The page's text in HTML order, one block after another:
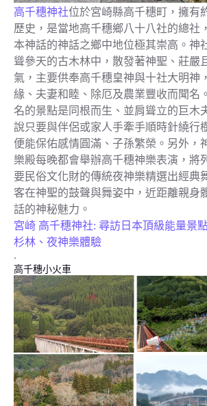
高千穗神社位於宮崎縣高千穗町，擁有
歷史，是當地高千穗鄉八十八社的總社
本神話的神話之鄉中地位極其崇高。神
聳參天的古木林中，散發著神聖、莊嚴
氣，主要供奉高千穗皇神與十社大明神
緣、夫妻和睦、除厄及農業豐收而聞名
名的景點是同根而生、並肩聳立的巨木
說只要與伴侶或家人手牽手順時針繞行
便能保佑感情圓滿、子孫繁榮。另外，
樂殿每晚都會舉辦高千穗神樂表演，將
要民俗文化財的傳統夜神樂精選出經典
客在神聖的鼓聲與舞姿中，近距離親身
話的神秘魅力。
宮崎 高千穗神社: 尋訪日本頂級能量景
杉林、夜神樂體驗
.
高千穗小火車